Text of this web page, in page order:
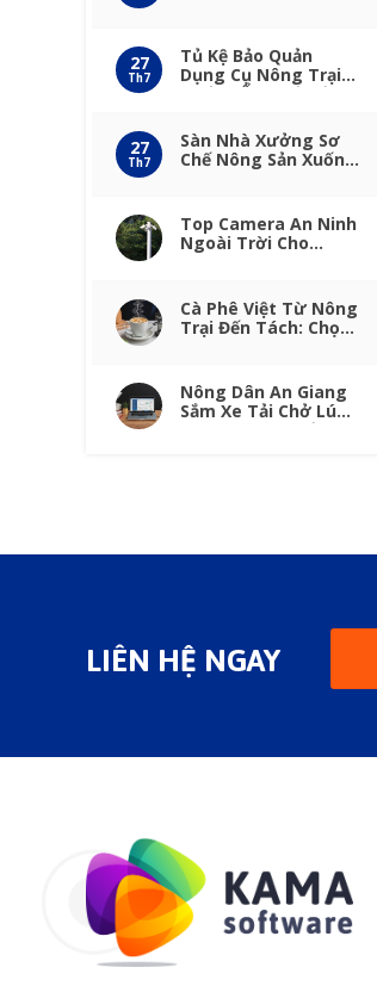
27
Th7
Tủ Kệ Bảo Quản
Dụng Cụ Nông Trại
Chống Ẩm Mốc Bền
27
Th7
Sàn Nhà Xưởng Sơ
Chế Nông Sản Xuống
Mài?
Top Camera An Ninh
Ngoài Trời Cho
Cà Phê Việt Từ Nông
Trại Đến Tách: Chọn
Giữ Trọn Vị Nông
Sản
Nông Dân An Giang
Sắm Xe Tải Chở Lúa:
Kinh Nghiệm Bấm
LIÊN HỆ NGAY